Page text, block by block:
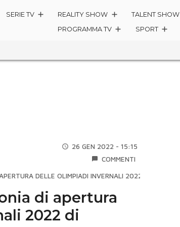
SERIE TV REALITY SHOW TALENT SHOW
PROGRAMMA TV
SPORT
26 GEN 2022 - 15:15
COMMENTI
DELLE OLIMPIADI INVERNALI 2022 DI PECHINO
di apertura
2022 di